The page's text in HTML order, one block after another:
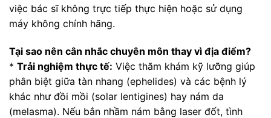
việc bác sĩ không trực tiếp thực hiện hoặc sử dụng
máy không chính hãng.
Tại sao nên cân nhắc chuyên môn thay vì địa điểm?
* Trải nghiệm thực tế: Việc thăm khám kỹ lưỡng giúp
phân biệt giữa tàn nhang (ephelides) và các bệnh lý
khác như đồi mồi (solar lentigines) hay nám da
(melasma). Nếu bắn nhầm nám bằng laser đốt, tình